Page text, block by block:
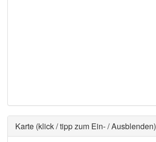
Ausblenden
Karte (klick / tipp zum Ein- / Ausblenden)